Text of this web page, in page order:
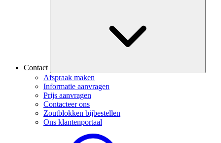
Contact
Afspraak maken
Informatie aanvragen
Prijs aanvragen
Contacteer ons
Zoutblokken bijbestellen
Ons klantenportaal